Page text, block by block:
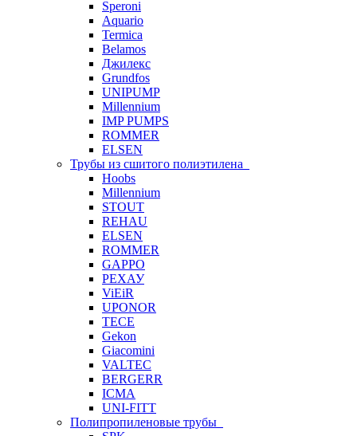
Speroni
Aquario
Termica
Belamos
Джилекс
Grundfos
UNIPUMP
Millennium
IMP PUMPS
ROMMER
ELSEN
Трубы из сшитого полиэтилена
Hoobs
Millennium
STOUT
REHAU
ELSEN
ROMMER
GAPPO
РЕХАУ
ViEiR
UPONOR
TECE
Gekon
Giacomini
VALTEC
BERGERR
ICMA
UNI-FITT
Полипропиленовые трубы